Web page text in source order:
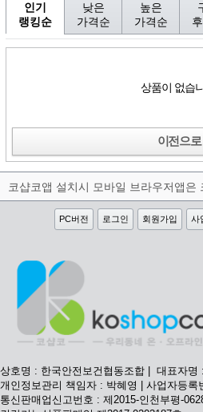
인기
랭킹순
낮은
가격순
높은
가격순
상품이 없습
이전으로
PC버전 로그인 회원가입 사
상호명 : 한국안전보건협동조합 | 대표자명
개인정보관리 책임자 : 박혜영 | 사업자등록
통신판매업신고번호 : 제2015-인천부평-